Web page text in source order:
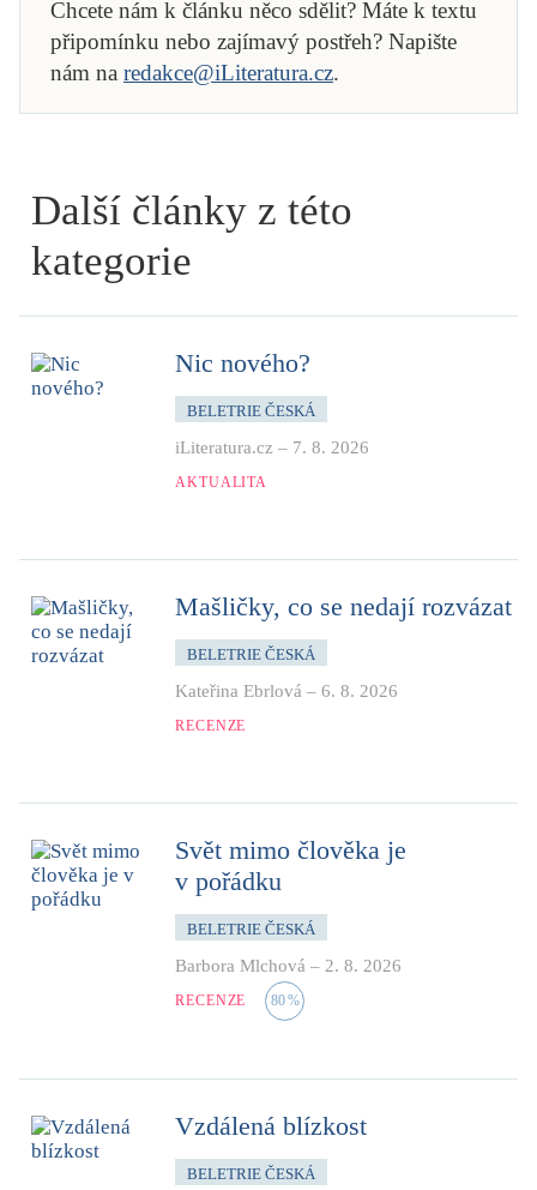
Chcete nám k článku něco sdělit? Máte k textu
připomínku nebo zajímavý postřeh? Napište
nám na redakce@iLiteratura.cz.
Další články z této
kategorie
Nic nového?
BELETRIE ČESKÁ
iLiteratura.cz – 7. 8. 2026
AKTUALITA
Mašličky, co se nedají rozvázat
BELETRIE ČESKÁ
Kateřina Ebrlová – 6. 8. 2026
RECENZE
Svět mimo člověka je
v pořádku
BELETRIE ČESKÁ
Barbora Mlchová – 2. 8. 2026
RECENZE 80%
Vzdálená blízkost
BELETRIE ČESKÁ